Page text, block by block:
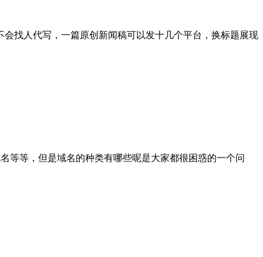
找人代写，一篇原创新闻稿可以发十几个平台，换标题展现
等等，但是域名的种类有哪些呢是大家都很困惑的一个问